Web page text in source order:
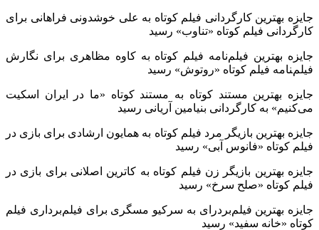
جایزه بهترین کارگردانی فیلم کوتاه به علی خوشدونی فراهانی برای
کارگردانی فیلم کوتاه «تناوب» رسید
جایزه بهترین فیلم‌نامه فیلم کوتاه به کاوه مظاهری برای نگارش
فیلم‌‍نامه فیلم کوتاه «روتوش» رسید
جایزه بهترین مستند کوتاه به مستند کوتاه «ما در ایران اسکیت
می‌کنیم» به کارگردانی بنیامین آریانی رسید
جایزه بهترین بازیگر مرد فیلم کوتاه به همایون ارشادی برای بازی در
فیلم کوتاه «فانوس آبی» رسید
جایزه بهترین بازیگر زن فیلم کوتاه به کاترین اصلانی برای بازی در
فیلم کوتاه «صلح سرخ» رسید
جایزه بهترین فیلم‌بردرای به سرکیو مسگری برای فیلم‌برداری فیلم
کوتاه «خانه سفید» رسید